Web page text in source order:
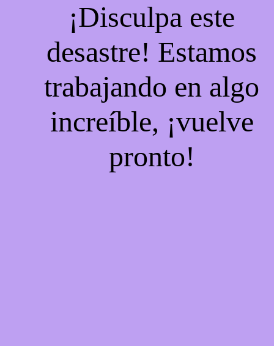
¡Disculpa este
desastre! Estamos
trabajando en algo
increíble, ¡vuelve
pronto!